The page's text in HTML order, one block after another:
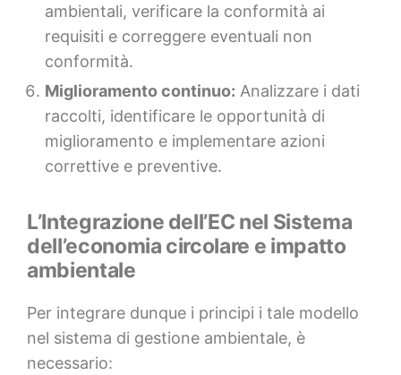
ambientali, verificare la conformità ai
requisiti e correggere eventuali non
conformità.
Miglioramento continuo: Analizzare i dati
raccolti, identificare le opportunità di
miglioramento e implementare azioni
correttive e preventive.
L’Integrazione dell’EC nel Sistema
dell’economia circolare e impatto
ambientale
Per integrare dunque i principi i tale modello
nel sistema di gestione ambientale, è
necessario: